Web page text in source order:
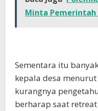
Minta Pemerintah
Sementara itu
kepala desa
kurangnya
berharap saat